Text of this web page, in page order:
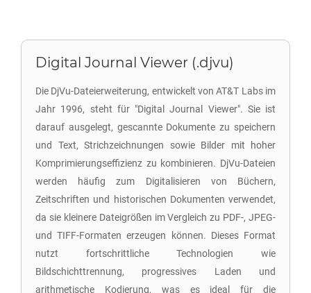
Digital Journal Viewer (.djvu)
Die DjVu-Dateierweiterung, entwickelt von AT&T Labs im
Jahr 1996, steht für "Digital Journal Viewer". Sie ist
darauf ausgelegt, gescannte Dokumente zu speichern
und Text, Strichzeichnungen sowie Bilder mit hoher
Komprimierungseffizienz zu kombinieren. DjVu-Dateien
werden häufig zum Digitalisieren von Büchern,
Zeitschriften und historischen Dokumenten verwendet,
da sie kleinere Dateigrößen im Vergleich zu PDF-, JPEG-
und TIFF-Formaten erzeugen können. Dieses Format
nutzt fortschrittliche Technologien wie
Bildschichttrennung, progressives Laden und
arithmetische Kodierung, was es ideal für die